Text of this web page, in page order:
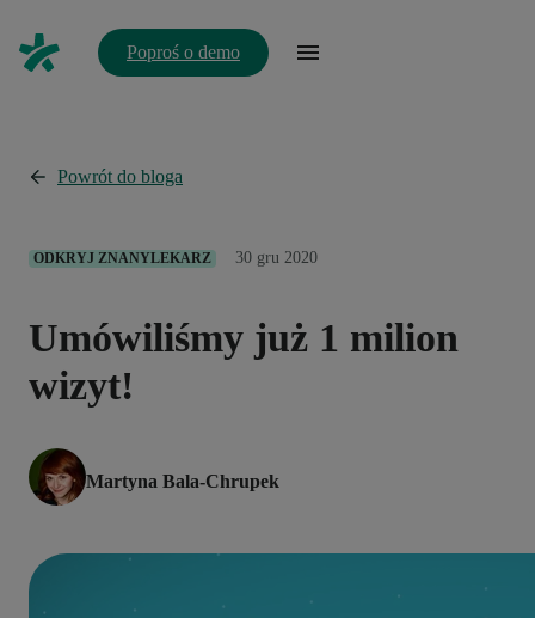
Poproś o demo
Powrót do bloga
ODKRYJ ZNANYLEKARZ 30 gru 2020
Umówiliśmy już 1 milion
wizyt!
Martyna Bala-Chrupek